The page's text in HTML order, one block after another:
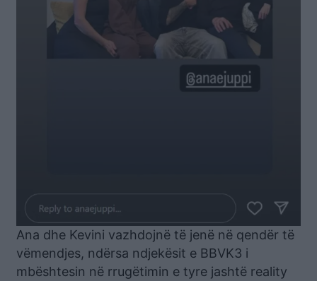
Ana dhe Kevini vazhdojnë të jenë në qendër të
vëmendjes, ndërsa ndjekësit e BBVK3 i
mbështesin në rrugëtimin e tyre jashtë reality